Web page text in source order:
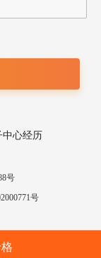
中心经历
号
号